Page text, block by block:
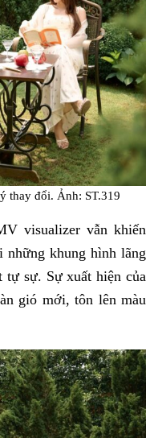
thay đổi. Ảnh: ST.319
visualizer vẫn khiến
khung hình lãng
tự sự. Sự xuất hiện của
gió mới, tôn lên màu